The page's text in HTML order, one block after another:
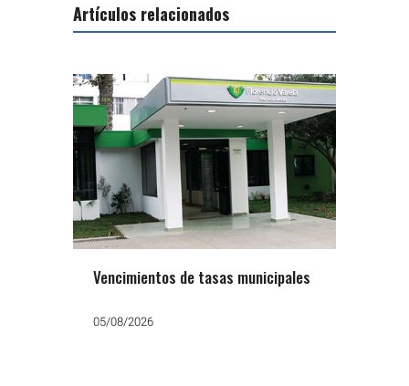
Artículos relacionados
Vencimientos de tasas municipales
05/08/2026